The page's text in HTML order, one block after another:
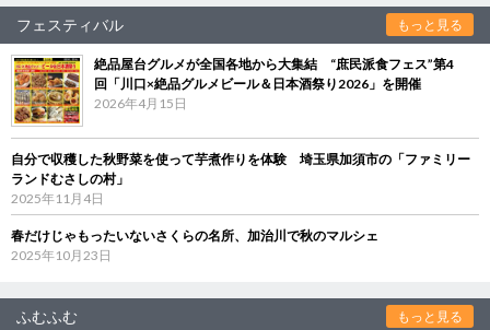
フェスティバル もっと見る
絶品屋台グルメが全国各地から大集結 “庶民派食フェス”第4
回「川口×絶品グルメビール＆日本酒祭り2026」を開催
2026年4月15日
自分で収穫した秋野菜を使って芋煮作りを体験 埼玉県加須市の「ファミリー
ランドむさしの村」
2025年11月4日
春だけじゃもったいないさくらの名所、加治川で秋のマルシェ
2025年10月23日
ふむふむ もっと見る